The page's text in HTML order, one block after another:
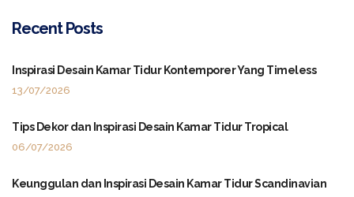
Recent Posts
Inspirasi Desain Kamar Tidur Kontemporer Yang Timeless
13/07/2026
Tips Dekor dan Inspirasi Desain Kamar Tidur Tropical
06/07/2026
Keunggulan dan Inspirasi Desain Kamar Tidur Scandinavian